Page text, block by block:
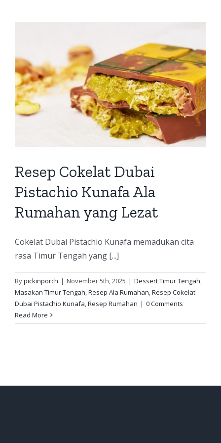
Resep Cokelat Dubai
Pistachio Kunafa Ala
Rumahan yang Lezat
Cokelat Dubai Pistachio Kunafa memadukan cita
rasa Timur Tengah yang [...]
Bypickinporch | November 5th, 2025 | Dessert Timur Tengah
Masakan Timur Tengah Resep Ala Rumahan Resep Cokelat
Dubai Pistachio Kunafa Resep Rumahan | 0 Comments
Read More